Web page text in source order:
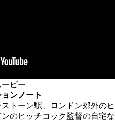
ビー
ンノート
トーン駅、ロンドン郊外のヒ
のヒッチコック監督の自宅な